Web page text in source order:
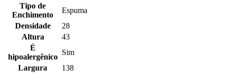
Tipo de
Enchimento
Espuma
Densidade
28
Altura
43
É
hipoalergênico
Sim
Largura
138